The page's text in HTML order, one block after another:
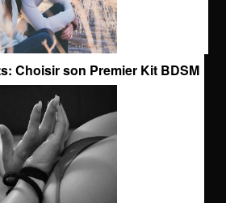
Choisir son Premier Kit BDSM